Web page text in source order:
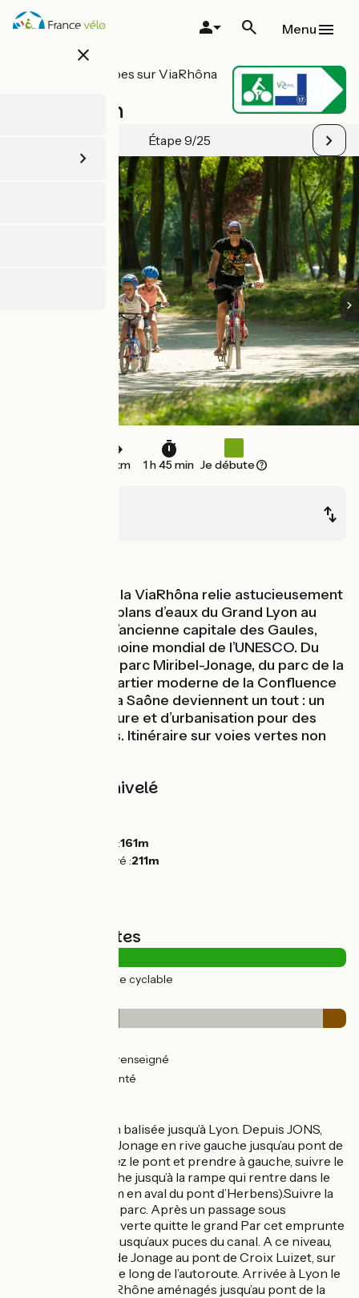
Aller
au
close
Menu
Toutes les étapes sur ViaRhôna
Jons / Lyon
Étape 9/25
27 km 1 h 45 min Je débute
Cette étape de la ViaRhôna relie astucieusement
les parcs et les plans d’eaux du Grand Lyon au
centre-ville de l’ancienne capitale des Gaules,
inscrit au Patrimoine mondial de l’UNESCO. Du
Grand Large au parc Miribel-Jonage, du parc de la
Tête d’Or au quartier moderne de la Confluence
où le Rhône et la Saône deviennent un tout : un
mélange de nature et d’urbanisation pour des
balades uniques. Itinéraire sur voies vertes non
Pentes et dénivelé
Point le plus bas :161m
Point le plus élevé :211m
Types de routes
(100%) Voie cyclable
(61%) Non renseigné
(7%) Accidenté
Sur voie verte non balisée jusqu’à Lyon. Depuis JONS,
Suivre le canal de Jonage en rive gauche jusqu’au pont de
JONAGE. Traversez le pont et prendre à gauche, suivre le
canal en rive gauche jusqu’à la rampe qui rentre dans le
Grand Parc (600m en aval du pont d’Herbens).Suivre la
Voie verte dans le parc. Après un passage sous
l’autoroute, la voie verte quitte le grand Par cet emprunte
un piste cyclable jusqu’aux puces du canal. A ce niveau,
Franchir le canal de Jonage au pont de Croix Luizet, sur
la voie aménagée le long de l’autoroute. Arrivée à Lyon le
long des quais du Rhône aménagés jusqu’au pont de la